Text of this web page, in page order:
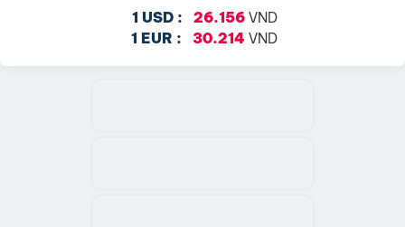
1 USD : 26.156VND
1 EUR : 30.214 VND